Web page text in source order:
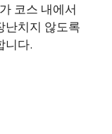
코스 내에서
난치지 않도록
니다.